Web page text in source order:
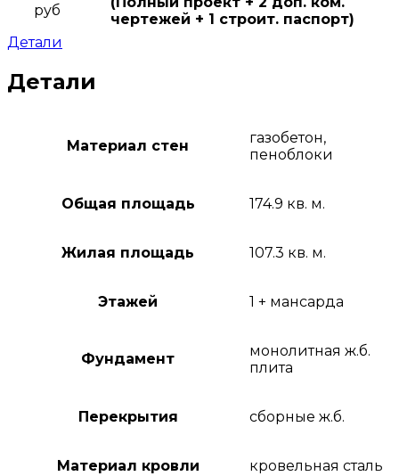
руб
чертежей + 1 строит. паспорт)
Детали
Детали
Материал стен
газобетон,
пеноблоки
Общая площадь 174.9 кв. м.
Жилая площадь 107.3 кв. м.
Этажей 1 + мансарда
Фундамент
монолитная ж.б.
плита
Перекрытия сборные ж.б.
Материал кровли кровельная сталь